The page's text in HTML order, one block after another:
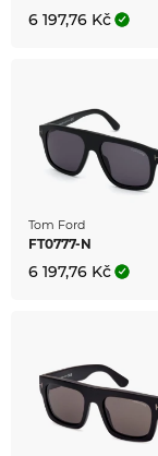
6 197,76 Kč
Tom Ford
FT0777-N
6 197,76 Kč